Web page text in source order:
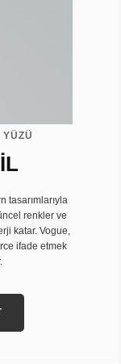
tasarımlarıyla
renkler ve
katar. Vogue,
ifade etmek